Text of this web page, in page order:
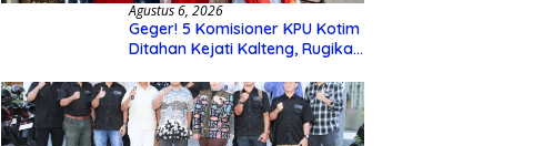
Agustus 6, 2026
Geger! 5 Komisioner KPU Kotim
Ditahan Kejati Kalteng, Rugikan
Hibah Rp40 Miliar